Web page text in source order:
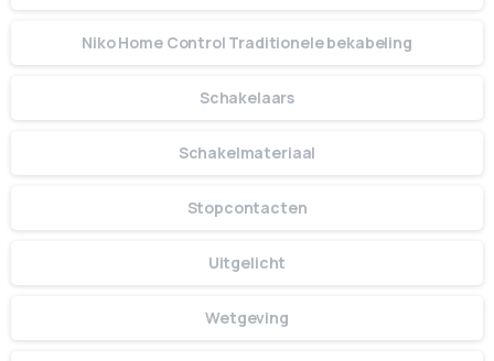
Niko Home Control Traditionele bekabeling
Schakelaars
Schakelmateriaal
Stopcontacten
Uitgelicht
Wetgeving